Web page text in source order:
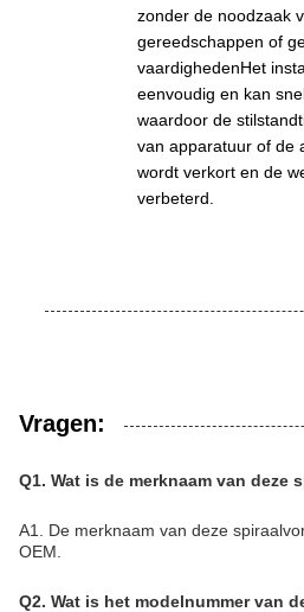
zonder de noodzaak
gereedschappen of
vaardighedenHet
eenvoudig en kan
waardoor de
van apparatuur of de
wordt verkort en de
verbeterd.
Vragen:
Q1. Wat is de merknaam van deze
A1. De merknaam van deze
OEM.
Q2. Wat is het modelnummer van